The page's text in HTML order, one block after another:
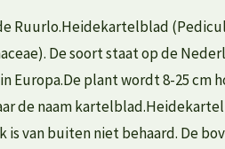
Ruurlo.Heidekartelblad
De soort staat op de
Europa.De plant wordt 8-25 cm
de naam
van buiten niet behaard. De